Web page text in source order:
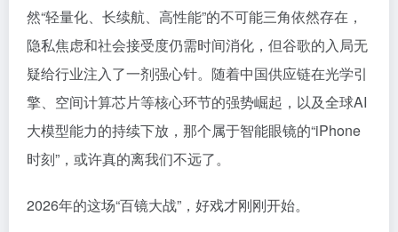
然“轻量化、长续航、高性能”的不可能三角依然存在，
隐私焦虑和社会接受度仍需时间消化，但谷歌的入局无
疑给行业注入了一剂强心针。随着中国供应链在光学引
擎、空间计算芯片等核心环节的强势崛起，以及全球AI
大模型能力的持续下放，那个属于智能眼镜的“iPhone
时刻”，或许真的离我们不远了。
2026年的这场“百镜大战”，好戏才刚刚开始。